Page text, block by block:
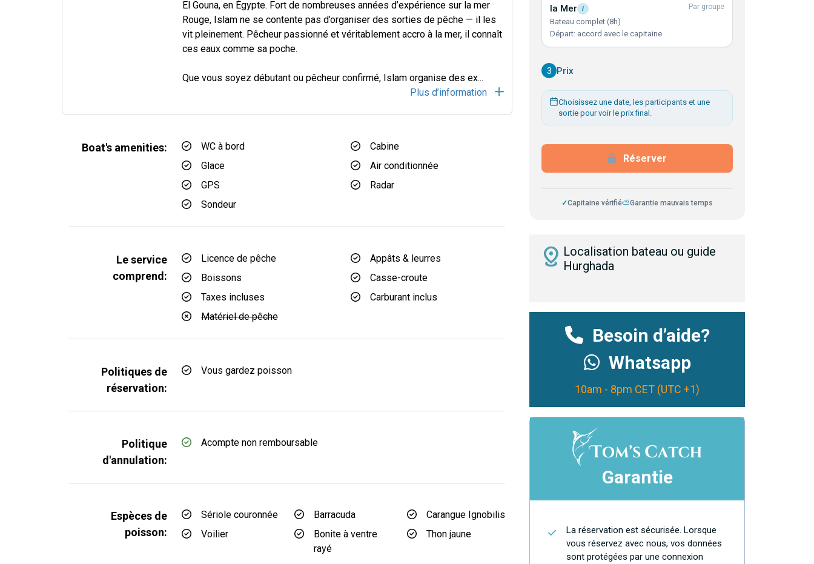
El Gouna, en Égypte. Fort de nombreuses années d’expérience sur la mer
Rouge, Islam ne se contente pas d’organiser des sorties de pêche — il les
vit pleinement. Pêcheur passionné et véritablement accro à la mer, il connaît
ces eaux comme sa poche.
Que vous soyez débutant ou pêcheur confirmé, Islam organise des ex...
Plus d’information
Boat's amenities: WC à bord
Cabine
Glace
Air conditionnée
GPS
Radar
Sondeur
Le service
comprend:
Licence de pêche
Appâts & leurres
Boissons
Casse-croute
Taxes incluses
Carburant inclus
Matériel de pêche
Politiques de
réservation:
Vous gardez poisson
Politique
d'annulation:
Acompte non remboursable
Espèces de
poisson:
Sériole couronnée Barracuda
Carangue Ignobilis
Voilier
Bonite à ventre
rayé
Thon jaune
la Mer i
Bateau complet (8h)
Départ: accord avec le capitaine
Par groupe
3 Prix
Choisissez une date, les participants et une
sortie pour voir le prix final.
Réserver
✓Capitaine vérifié⛅Garantie mauvais temps
distance Localisation bateau ou guide
Hurghada
Besoin d’aide?
Whatsapp
10am - 8pm CET (UTC +1)
Garantie
La réservation est sécurisée. Lorsque
vous réservez avec nous, vos données
sont protégées par une connexion